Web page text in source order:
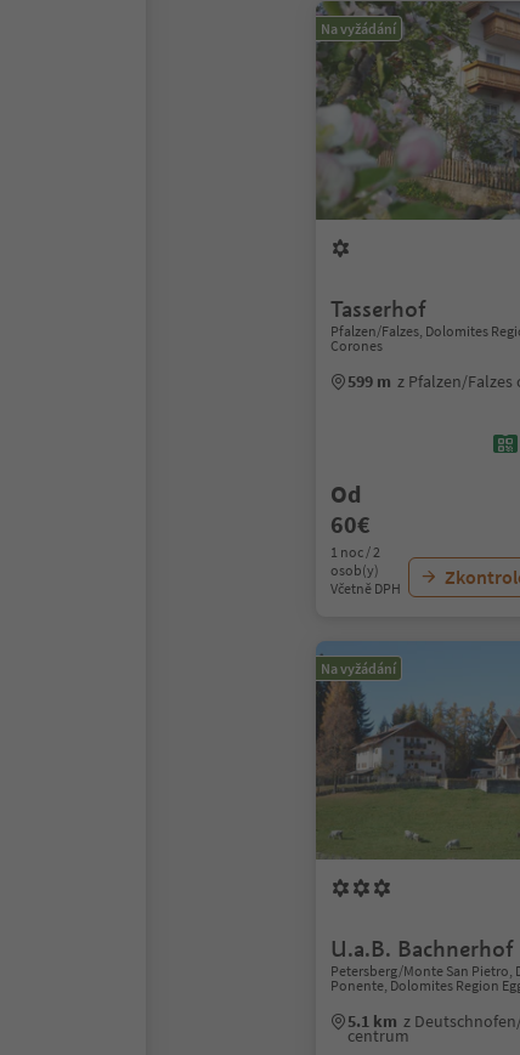
Na vyžádání
Tasserhof
Pfalzen/Falzes, Dolomites
Corones
599 m z Pfalzen/Falzes
Od
60€
1 noc / 2
osob(y)
Včetně DPH
Na vyžádání
U.a.B. Bachnerhof
Petersberg/Monte San Pietro,
Ponente, Dolomites Region
5.1 km z
centrum